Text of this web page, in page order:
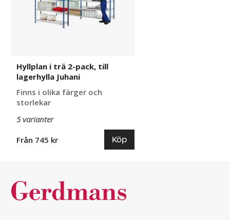
lagerhylla
Hyllplan i trä 2-pack, till
lagerhylla Juhani
Finns i olika färger och
storlekar
5 varianter
Från 745 kr
Köp